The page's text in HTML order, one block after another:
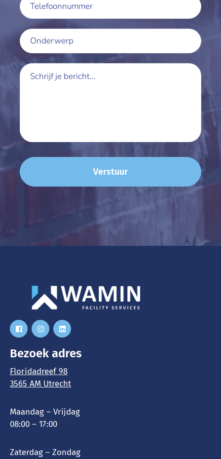
Bezoek adres
Floridadreef 98
3565 AM Utrecht
Maandag – Vrijdag
08:00 – 17:00
Zaterdag – Zondag